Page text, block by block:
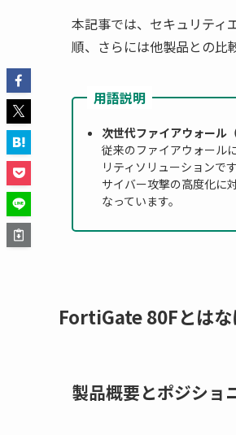
本記事では、セキュリティ
順、さらには他製品との比
用語説明
次世代ファイアウォール（
従来のファイアウォール
リティソリューションです
サイバー攻撃の高度化に
なっています。
FortiGate 80Fとはな
製品概要とポジショ